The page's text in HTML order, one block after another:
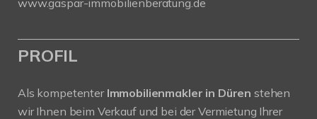
PROFIL
Als kompetenter Immobilienmakler in Düren stehen
wir Ihnen beim Verkauf und bei der Vermietung Ihrer